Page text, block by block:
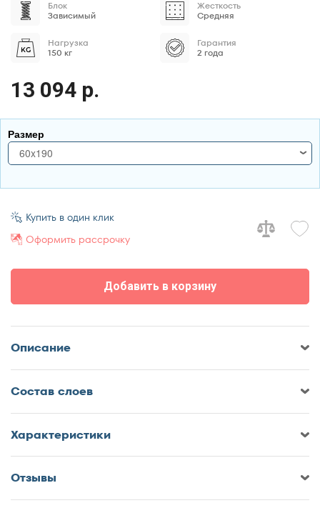
Блок
Зависимый
Жесткость
Средняя
Нагрузка
150 кг
Гарантия
2 года
13 094 р.
Размер
60x190
60x190
70x170
70x180
70x190
75x190
75x200
80x180
80x185
80x186
80x190
Добавить в корзину
Купить в один клик
Оформить рассрочку
Описание
Cостав слоев
Характеристики
Отзывы
Оставить отзыв о Матрас